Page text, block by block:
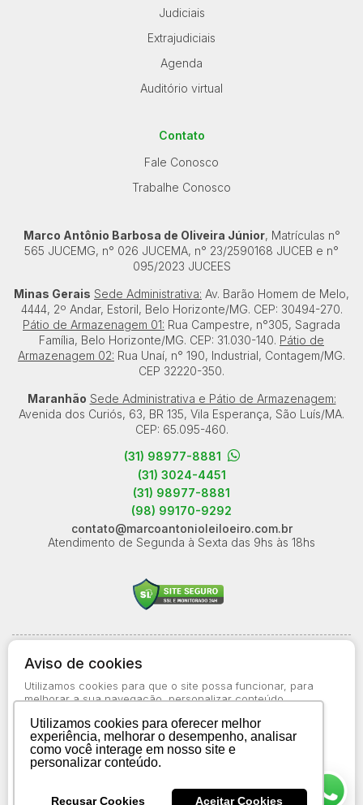
Utilizamos cookies para oferecer melhor
experiência, melhorar o desempenho, analisar
como você interage em nosso site e
personalizar conteúdo.
Recusar Cookies Aceitar Cookies
Judiciais
Extrajudiciais
Agenda
Auditório virtual
Contato
Fale Conosco
Trabalhe Conosco
Marco Antônio Barbosa de Oliveira Júnior, Matrículas n°
565 JUCEMG, n° 026 JUCEMA, n° 23/2590168 JUCEB e n°
095/2023 JUCEES
Minas Gerais Sede Administrativa: Av. Barão Homem de Melo,
4444, 2º Andar, Estoril, Belo Horizonte/MG. CEP: 30494-270.
Pátio de Armazenagem 01: Rua Campestre, n°305, Sagrada
Família, Belo Horizonte/MG. CEP: 31.030-140. Pátio de
Armazenagem 02: Rua Unaí, n° 190, Industrial, Contagem/MG.
CEP 32220-350.
Maranhão Sede Administrativa e Pátio de Armazenagem:
Avenida dos Curiós, 63, BR 135, Vila Esperança, São Luís/MA.
CEP: 65.095-460.
(31) 98977-8881
(31) 3024-4451
(31) 98977-8881
(98) 99170-9292
contato@marcoantonioleiloeiro.com.br
Atendimento de Segunda à Sexta das 9hs às 18hs
Aviso de Cookies
Termos de Uso
Aviso de cookies
Utilizamos cookies para que o site possa funcionar, para
melhorar a sua navegação, personalizar conteúdo
estatísticas sobre o uso do site. Saiba mais no
Cookies